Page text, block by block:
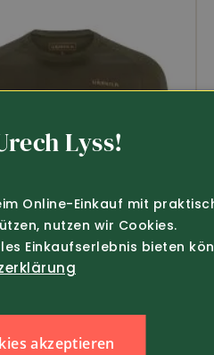
Lyss!
Online-Einkauf mit
nutzen wir Cookies.
Einkaufserlebnis bieten
akzeptieren